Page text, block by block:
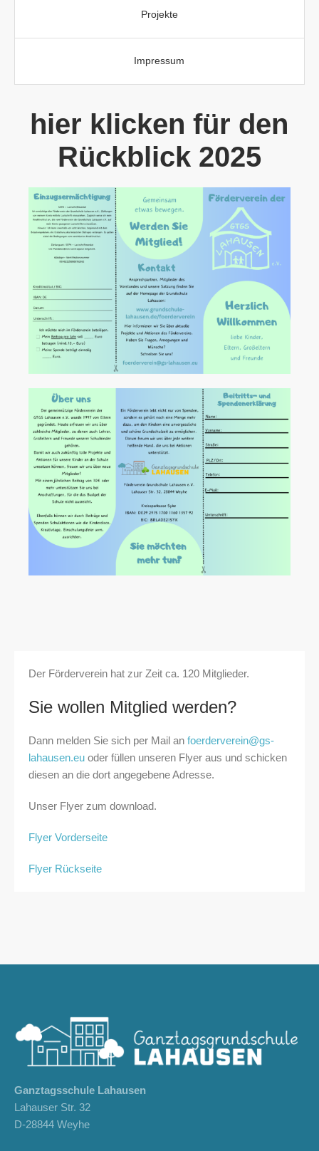
Projekte
Impressum
hier klicken für den
Rückblick 2025
Der Förderverein hat zur Zeit ca. 120 Mitglieder.
Sie wollen Mitglied werden?
Dann melden Sie sich per Mail an foerderverein@gs-
lahausen.euoder füllen unseren Flyer aus und schicken
diesen an die dort angegebene Adresse.
Unser Flyer zum download.
Flyer Vorderseite
Flyer Rückseite
Ganztagsschule Lahausen
Lahauser Str. 32
D-28844 Weyhe